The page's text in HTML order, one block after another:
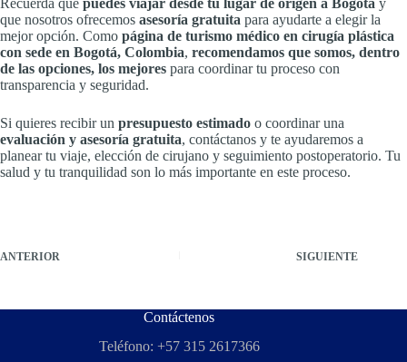
que nosotros ofrecemos asesoría gratuita para ayudarte a elegir la
mejor opción. Como página de turismo médico en cirugía plástica
con sede en Bogotá, Colombia, recomendamos que somos, dentro
de las opciones, los mejores para coordinar tu proceso con
transparencia y seguridad.
Si quieres recibir un presupuesto estimado o coordinar una
evaluación y asesoría gratuita, contáctanos y te ayudaremos a
planear tu viaje, elección de cirujano y seguimiento postoperatorio. Tu
salud y tu tranquilidad son lo más importante en este proceso.
ANTERIOR SIGUIENTE
Contáctenos
Teléfono: +57 315 2617366